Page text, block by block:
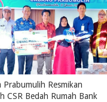
Prabumulih Resmikan
CSR Bedah Rumah Bank